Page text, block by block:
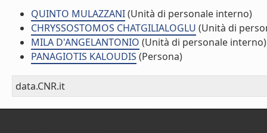
QUINTO MULAZZANI(Unità di personale interno)
CHRYSSOSTOMOS CHATGILIALOGLU (Unità di
MILA D'ANGELANTONIO (Unità di personale interno)
PANAGIOTIS KALOUDIS (Persona)
data.CNR.it